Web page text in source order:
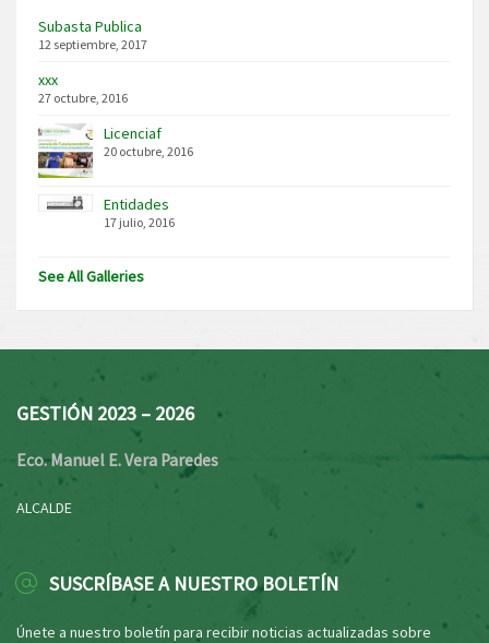
Subasta Publica
12 septiembre, 2017
xxx
27 octubre, 2016
Licenciaf
20 octubre, 2016
Entidades
17 julio, 2016
See All Galleries
GESTIÓN 2023 – 2026
Eco. Manuel E. Vera Paredes
ALCALDE
SUSCRÍBASE A NUESTRO BOLETÍN
Únete a nuestro boletín para recibir noticias actualizadas sobre